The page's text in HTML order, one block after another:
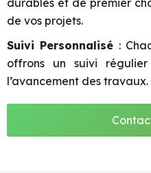
durables et de premier
de vos projets.
Suivi Personnalisé :
offrons un suivi
l’avancement des travaux.